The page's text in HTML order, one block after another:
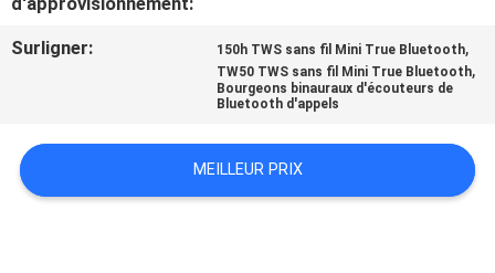
NOUS
CAS
Surligner: 150h TWS sans fil Mini True Bluetooth,
TW50 TWS sans fil Mini True Bluetooth,
Bourgeons binauraux d'écouteurs de
Bluetooth d'appels
MEILLEUR PRIX